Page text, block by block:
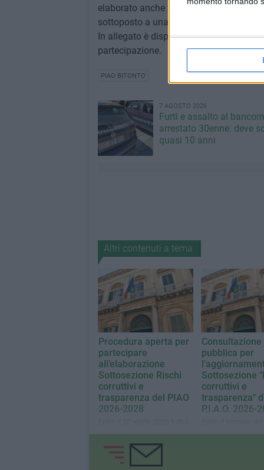
elaborato anche sulla base delle
sottoposto a una nuova consultazione
In allegato è disponibile il testo
partecipazione.
PIAO BITONTO
7 AGOSTO 2026
Furti e assalto al
arrestato 30enne: deve
quasi 10 anni
Altri contenuti a tema
Procedura aperta per
partecipare
all’elaborazione
Sottosezione Rischi
corruttivi e
trasparenza del PIAO
2026-2028
soggetti pubblici e privati
che fruiscono di attività e
servizi comunali possono
presentare proposte,
Consultazione
pubblica per
Sottosezione
corruttivi e
trasparenza"
P.I.A.O. 2026-
gennaio 2026 i